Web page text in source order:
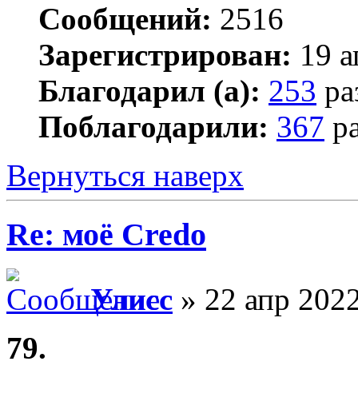
Сообщений: 2516
Зарегистрирован: 19
Благодарил (а): 253
Поблагодарили: 367
Вернуться наверх
Re: моё Сredo
Улисс » 22 апр
79.